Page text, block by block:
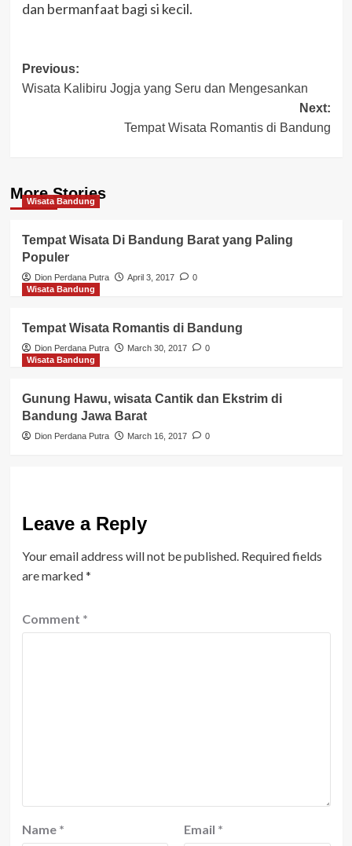
dan bermanfaat bagi si kecil.
Post
navigation
Previous:
Wisata Kalibiru Jogja yang Seru dan Mengesankan
Next:
Tempat Wisata Romantis di Bandung
More Stories
Wisata Bandung
Tempat Wisata Di Bandung Barat yang Paling
Populer
Dion Perdana Putra April 3, 2017
0
Wisata Bandung
Tempat Wisata Romantis di Bandung
Dion Perdana Putra March 30, 2017
0
Wisata Bandung
Gunung Hawu, wisata Cantik dan Ekstrim di
Bandung Jawa Barat
Dion Perdana Putra March 16, 2017 0
Leave a Reply
Your email address will not be published. Required fields
are marked*
Comment *
Name * Email *